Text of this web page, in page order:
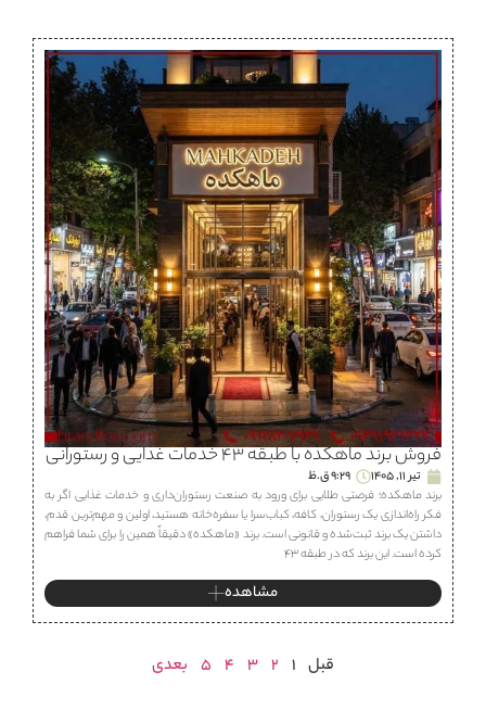
فروش برند ماهكده با طبقه ۴۳ خدمات غذایی و رستورانی
تیر 11, 1405
9:29 ق.ظ
برند ماهكده؛ فرصتی طلایی برای ورود به صنعت رستوران‌داری و خدمات غذایی اگر به
فکر راه‌اندازی یک رستوران، كافه، كباب‌سرا یا سفره‌خانه هستید، اولین و مهم‌ترین قدم،
داشتن یک برند ثبت‌شده و قانونی است. برند «ماهكده» دقیقاً همین را برای شما فراهم
کرده است. این برند که در طبقه ۴۳
مشاهده
قبل 1
2
3
4
5 بعدی